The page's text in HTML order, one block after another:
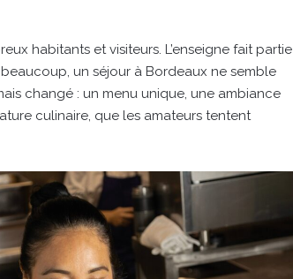
habitants et visiteurs. L’enseigne fait partie
un séjour à Bordeaux ne semble
changé : un menu unique, une ambiance
culinaire, que les amateurs tentent